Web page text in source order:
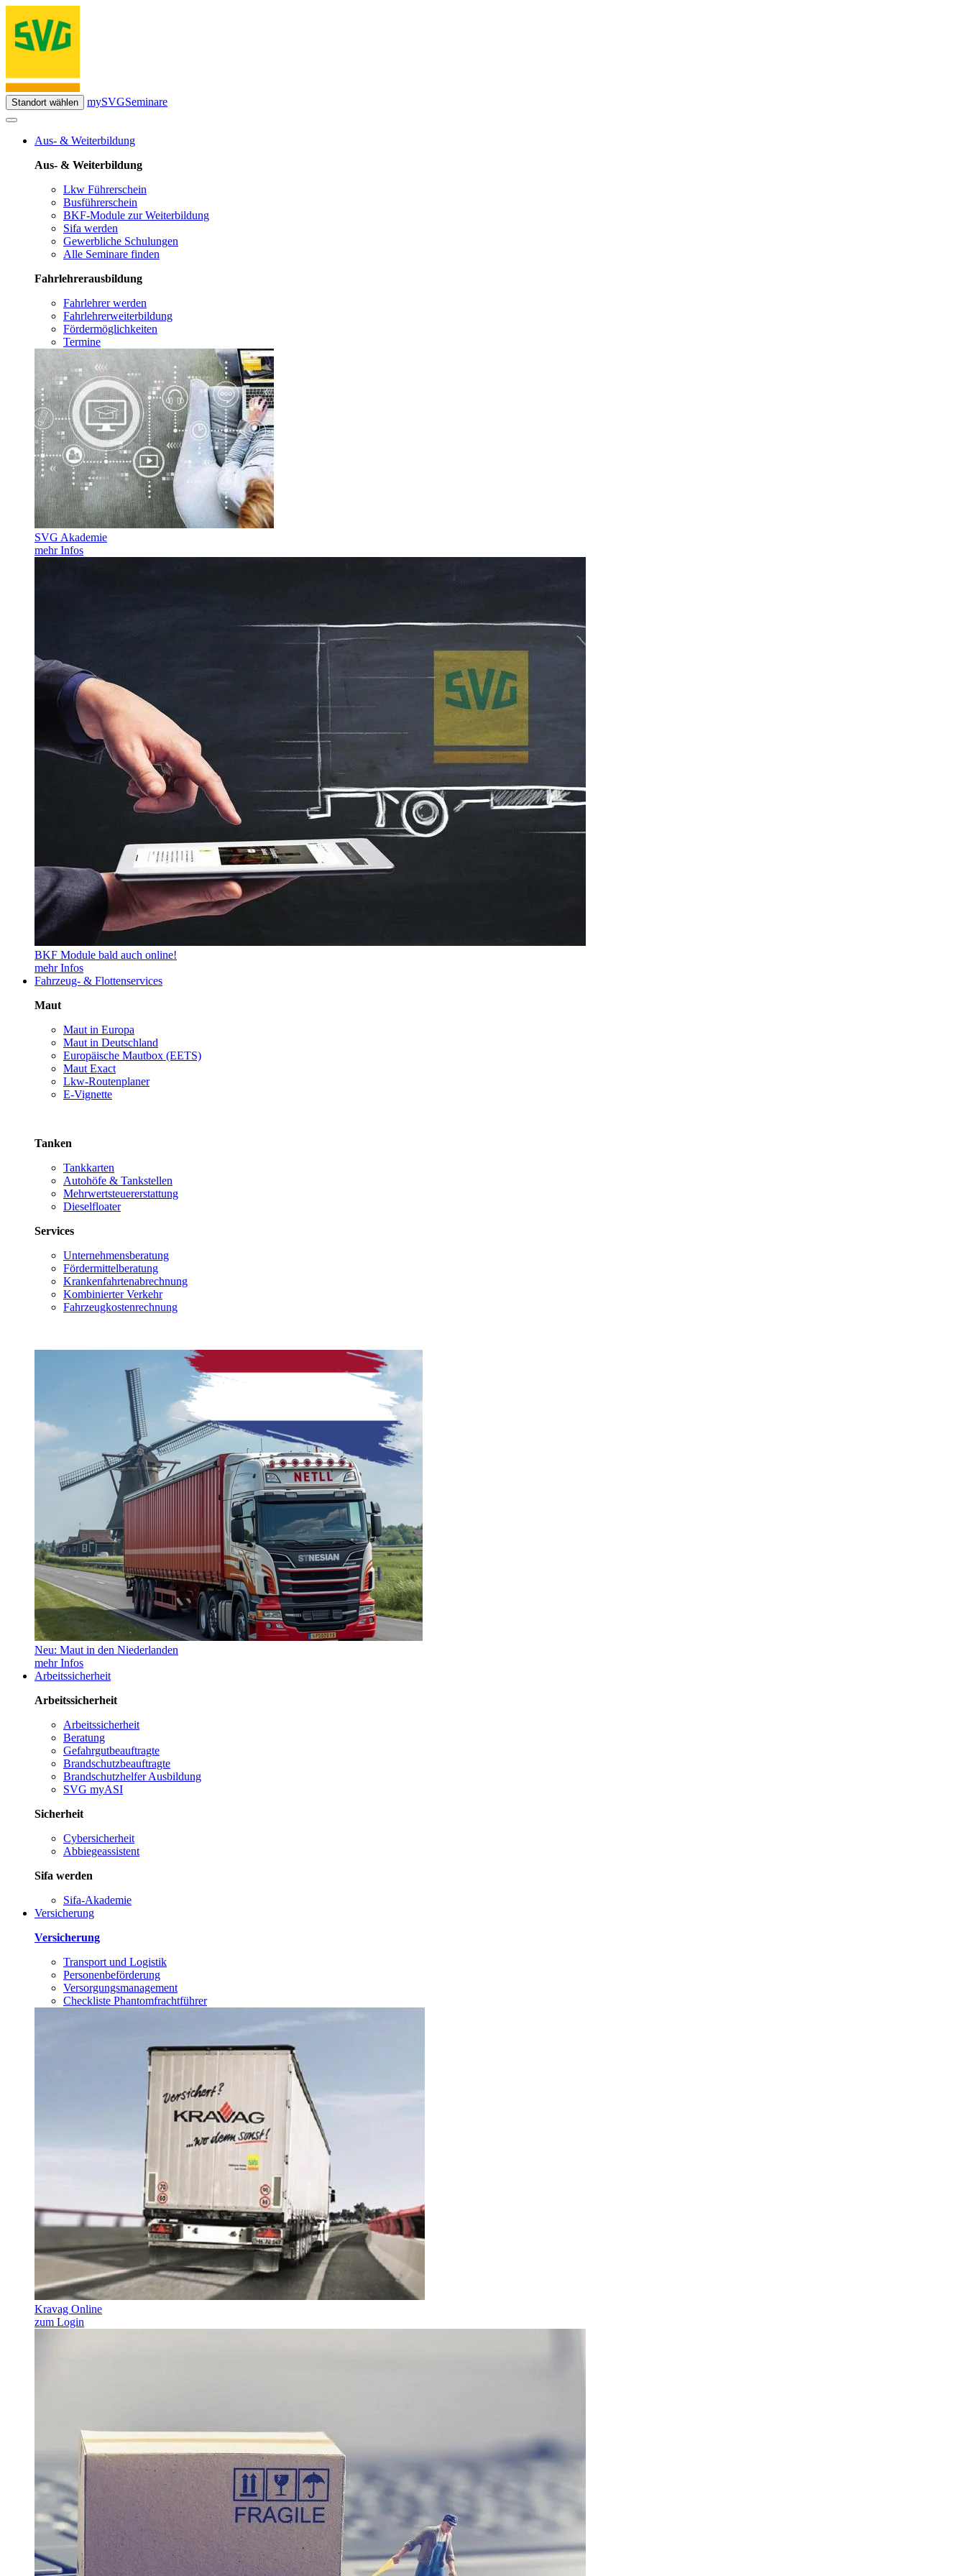
Standort wählen mySVGSeminare
Aus- & Weiterbildung
Aus- & Weiterbildung
Lkw Führerschein
Busführerschein
BKF-Module zur Weiterbildung
Sifa werden
Gewerbliche Schulungen
Alle Seminare finden
Fahrlehrerausbildung
Fahrlehrer werden
Fahrlehrerweiterbildung
Fördermöglichkeiten
Termine
SVG Akademie
mehr Infos
BKF Module bald auch online!
mehr Infos
Fahrzeug- & Flottenservices
Maut
Maut in Europa
Maut in Deutschland
Europäische Mautbox (EETS)
Maut Exact
Lkw-Routenplaner
E-Vignette
Tanken
Tankkarten
Autohöfe & Tankstellen
Mehrwertsteuererstattung
Dieselfloater
Services
Unternehmensberatung
Fördermittelberatung
Krankenfahrtenabrechnung
Kombinierter Verkehr
Fahrzeugkostenrechnung
Neu: Maut in den Niederlanden
mehr Infos
Arbeitssicherheit
Arbeitssicherheit
Arbeitssicherheit
Beratung
Gefahrgutbeauftragte
Brandschutzbeauftragte
Brandschutzhelfer Ausbildung
SVG myASI
Sicherheit
Cybersicherheit
Abbiegeassistent
Sifa werden
Sifa-Akademie
Versicherung
Versicherung
Transport und Logistik
Personenbeförderung
Versorgungsmanagement
Checkliste Phantomfrachtführer
Kravag Online
zum Login